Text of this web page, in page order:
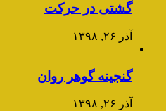
گشتی در حرکت
آذر ۲۶, ۱۳۹۸
گنجینه گوهر روان
آذر ۲۶, ۱۳۹۸